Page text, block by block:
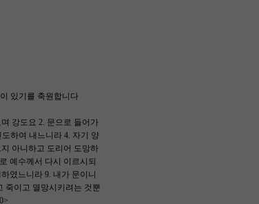
있기를 축원합니다
강도요 2. 문으로 들어가
하여 내느니라 4. 자기 양
아니하고 도리어 도망하
예수께서 다시 이르시되
였느니라 9. 내가 문이니
죽이고 멸망시키려는 것뿐